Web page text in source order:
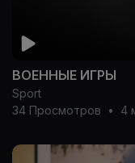
ВОЕННЫЕ ИГРЫ
Sport
34 Просмотров
• 4